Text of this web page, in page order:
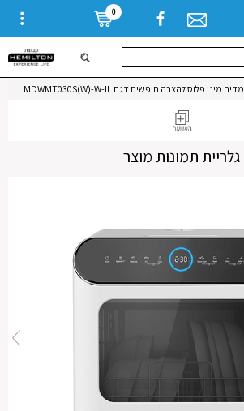
0
מדיח מיני פלוס להצבה חופשית דגם MDWMT030S(W)-W-IL
גלריית תמונות מוצר